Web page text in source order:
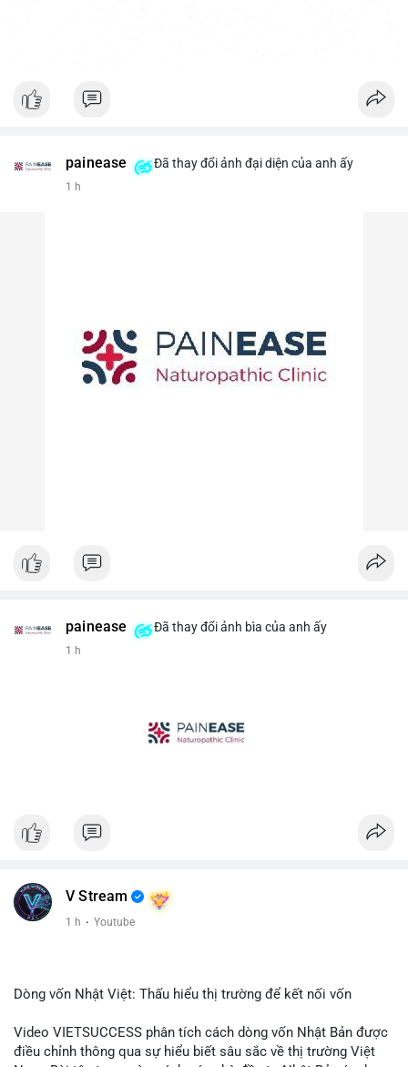
painease Đã thay đổi ảnh đại diện của anh ấy
1 h
painease Đã thay đổi ảnh bìa của anh ấy
1 h
V Stream
1 h · Youtube
Dòng vốn Nhật Việt: Thấu hiểu thị trường để kết nối vốn
Video VIETSUCCESS phân tích cách dòng vốn Nhật Bản được
điều chỉnh thông qua sự hiểu biết sâu sắc về thị trường Việt